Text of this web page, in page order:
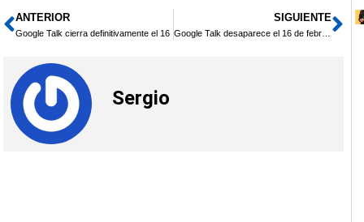
Ant
ANTERIOR
Google Talk cierra definitivamente el 16
SIGUIENTE
Sergio